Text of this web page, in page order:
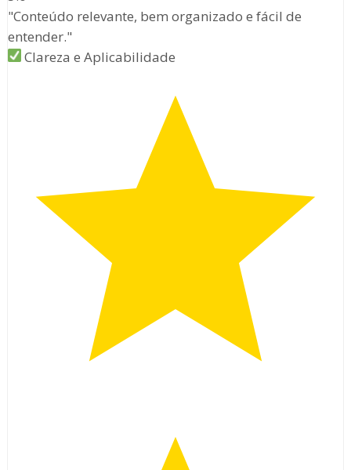
"Conteúdo relevante, bem organizado e fácil de
entender."
Clareza e Aplicabilidade